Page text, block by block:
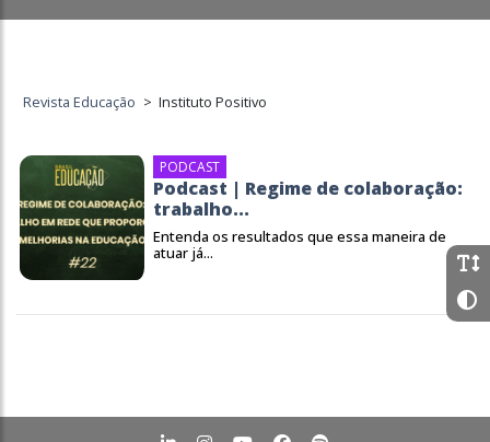
Revista Educação > Instituto Positivo
PODCAST
Podcast | Regime de colaboração:
trabalho...
Entenda os resultados que essa maneira de
atuar já...